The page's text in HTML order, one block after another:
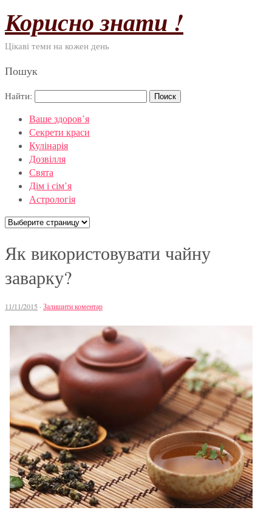
Корисно знати !
Цікаві теми на кожен день
Пошук
Найти:
Ваше здоров’я
Секрети краси
Кулінарія
Дозвілля
Свята
Дім і сім’я
Астрологія
Як використовувати чайну
заварку?
11/11/2015 · Залишити коментар